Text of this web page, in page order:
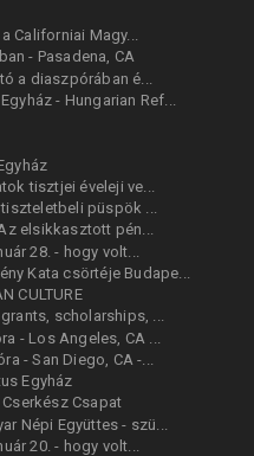
Californiai Magy...
- Pasadena, CA
a diaszpórában é...
- Hungarian Ref...
tisztjei éveleji ve...
püspök ...
elsikkasztott pén...
28. - hogy volt...
Kata csörtéje Budape...
CULTURE
scholarships, ...
- Los Angeles, CA ...
- San Diego, CA -...
Egyház
Csapat
Népi Együttes - szü...
20. - hogy volt...